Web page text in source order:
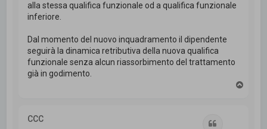
alla stessa qualifica funzionale od a qualifica funzionale
inferiore.
Dal momento del nuovo inquadramento il dipendente
seguirà la dinamica retributiva della nuova qualifica
funzionale senza alcun riassorbimento del trattamento
già in godimento.
CCC